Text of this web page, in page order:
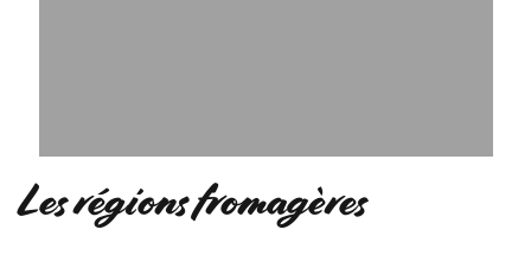
Les régions fromagères